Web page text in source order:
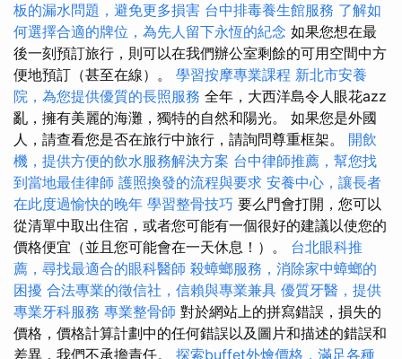
板的漏水問題，避免更多損害 台中排毒養生館服務 了解如
何選擇合適的牌位，為先人留下永恆的紀念 如果您想在最
後一刻預訂旅行，則可以在我們辦公室剩餘的可用空間中方
便地預訂（甚至在線）。 學習按摩專業課程 新北市安養
院，為您提供優質的長照服務 全年，大西洋島令人眼花azz
亂，擁有美麗的海灘，獨特的自然和陽光。 如果您是外國
人，請查看您是否在旅行中旅行，請詢問尊重框架。 開飲
機，提供方便的飲水服務解決方案 台中律師推薦，幫您找
到當地最佳律師 護照換發的流程與要求 安養中心，讓長者
在此度過愉快的晚年 學習整骨技巧 要么門會打開，您可以
從清單中取出住宿，或者您可能有一個很好的建議以使您的
價格便宜（並且您可能會在一天休息！）。 台北眼科推
薦，尋找最適合的眼科醫師 殺蟑螂服務，消除家中蟑螂的
困擾 合法專業的徵信社，信賴與專業兼具 優質牙醫，提供
專業牙科服務 專業整骨師 對於網站上的拼寫錯誤，損失的
價格，價格計算計劃中的任何錯誤以及圖片和描述的錯誤和
差異，我們不承擔責任。 探索buffet外燴價格，滿足各種